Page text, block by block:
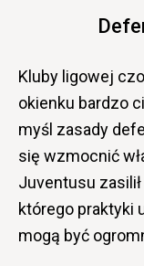
Kluby ligowej
okienku bardzo
myśl zasady
się wzmocnić
Juventusu
którego praktyki
mogą być